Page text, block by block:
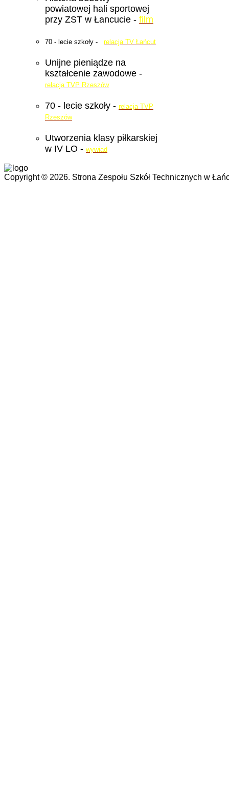
powiatowej hali sportowej
przy ZST w Łancucie - film
70 - lecie szkoły - relacja TV Łańcut
Unijne pieniądze na
kształcenie zawodowe -
relacja TVP Rzeszów
70 - lecie szkoły - relacja TVP
Rzeszów
Utworzenia klasy piłkarskiej
w IV LO - wywiad
Copyright © 2026. Strona Zespołu Szkół Technicznych w